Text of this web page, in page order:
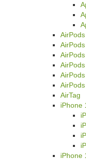
AirPods
AirTag
iPhone
iPhone